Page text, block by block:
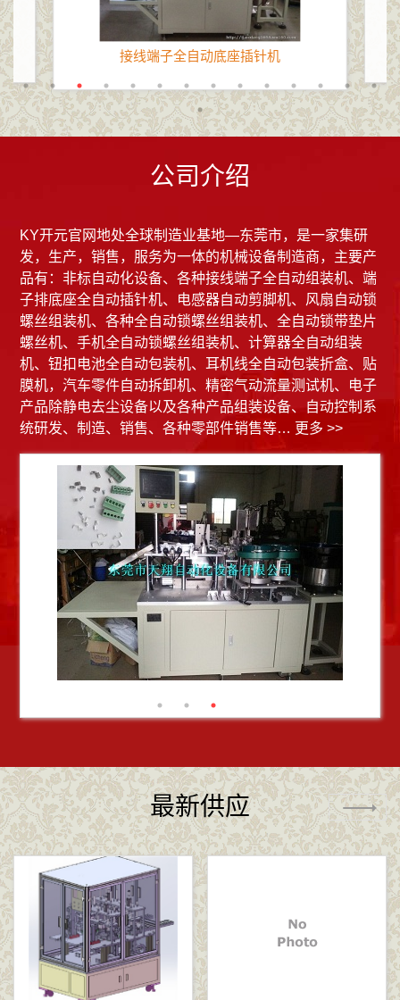
接线端子全自动底座插针机
公司介绍
KY开元官网地处全球制造业基地—东莞市，是一家集研
发，生产，销售，服务为一体的机械设备制造商，主要产
品有：非标自动化设备、各种接线端子全自动组装机、端
子排底座全自动插针机、电感器自动剪脚机、风扇自动锁
螺丝组装机、各种全自动锁螺丝组装机、全自动锁带垫片
螺丝机、手机全自动锁螺丝组装机、计算器全自动组装
机、钮扣电池全自动包装机、耳机线全自动包装折盒、贴
膜机，汽车零件自动拆卸机、精密气动流量测试机、电子
产品除静电去尘设备以及各种产品组装设备、自动控制系
统研发、制造、销售、各种零部件销售等… 更多 >>
最新供应